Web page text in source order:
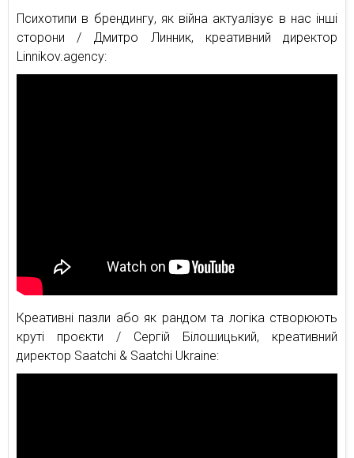
Психотипи в брендингу, як війна актуалізує в нас інші
сторони / Дмитро Линник, креативний директор
Linnikov.agency:
Креативні пазли або як рандом та логіка створюють
круті проєкти / Сергій Білошицький, креативний
директор Saatchi & Saatchi Ukraine: